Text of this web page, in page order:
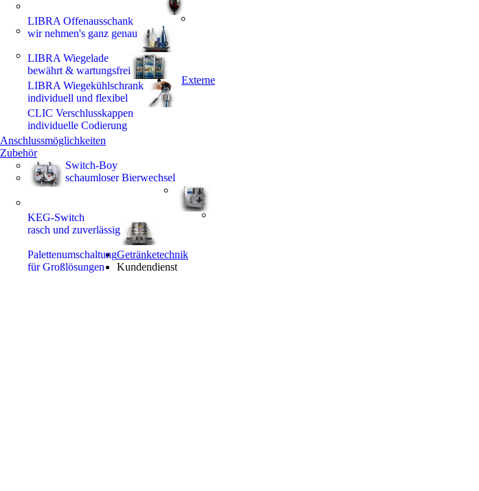
LIBRA Offenausschank
wir nehmen's ganz genau
LIBRA Wiegelade
bewährt & wartungsfrei
LIBRA Wiegekühlschrank
individuell und flexibel
CLIC Verschlusskappen
individuelle Codierung
Externe
Anschlussmöglichkeiten
Zubehör
Switch-Boy
schaumloser Bierwechsel
KEG-Switch
rasch und zuverlässig
Palettenumschaltung
für Großlösungen
Getränketechnik
Kundendienst